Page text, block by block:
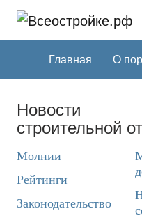
Главная О
Новости
строительной
Молнии
Рейтинги
Законодательство